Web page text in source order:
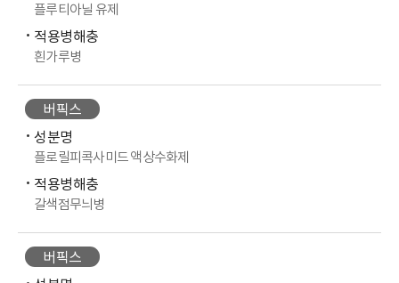
플루티아닐 유제
적용병해충
흰가루병
버픽스
성분명
플로릴피콕사미드 액상수화제
적용병해충
갈색점무늬병
버픽스